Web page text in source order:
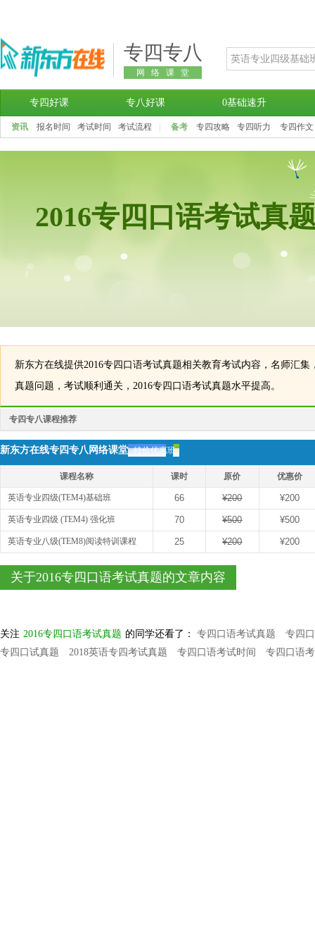
专四专八
网络课堂
专四好课 专八好课 0基础速升
资讯 报名时间 考试时间 考试流程 备考 专四攻略 专四听力 专四作文
2016专四口语考试真
新东方在线提供2016专四口语考试真题相关教育考试内容，名师汇集
真题问题，考试顺利通关，2016专四口语考试真题水平提高。
专四专八课程推荐
新东方在线专四专八网络课堂 特价优惠班
课程名称 课时 原价 优惠价
英语专业四级(TEM4)基础班 66 ¥200 ¥200
英语专业四级 (TEM4) 强化班 70 ¥500 ¥500
英语专业八级(TEM8)阅读特训课程 25 ¥200 ¥200
关于2016专四口语考试真题的文章内容
关注 2016专四口语考试真题 的同学还看了： 专四口语考试真题
专四
专四口试真题
2018英语专四考试真题 专四口语考试时间 专四口语